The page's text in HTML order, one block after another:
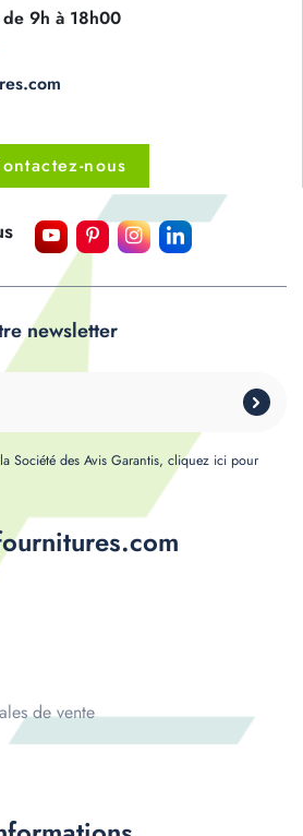
9h à 18h00
nous
de vente
newsletter
Société des Avis Garantis, cliquez ici pour